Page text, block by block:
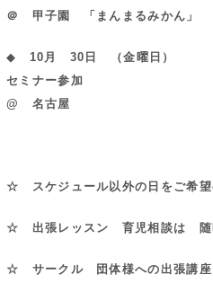
＠ 甲子園 「まんまるみかん」
◆ 10月 30日 （金曜日）
セミナー参加
@ 名古屋
☆ スケジュール以外の日をご希
☆ 出張レッスン 育児相談は
☆ サークル 団体様への出張講座